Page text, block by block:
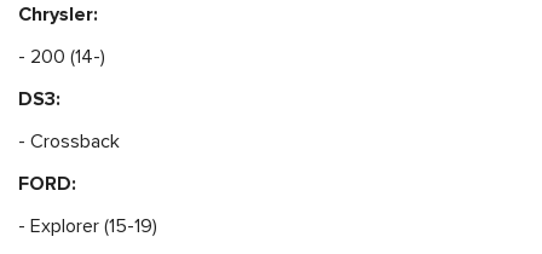
Chrysler:
- 200 (14-)
DS3:
- Crossback
FORD:
- Explorer (15-19)